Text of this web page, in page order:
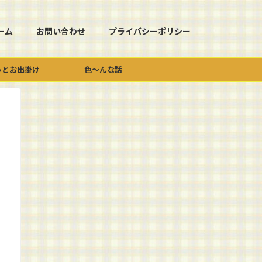
ム お問い合わせ プライバシーポリシー
お出掛け 色～んな話